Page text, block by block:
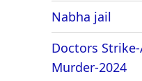
Nabha jail
Doctors
Murder-2024